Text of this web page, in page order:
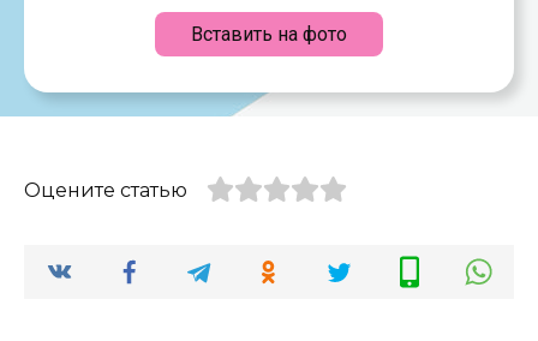
Вставить на фото
Оцените статью